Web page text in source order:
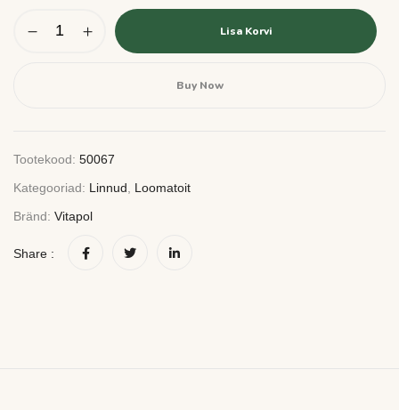
Lisa Korvi
Buy Now
Tootekood: 50067
Kategooriad: Linnud
Loomatoit
Bränd: Vitapol
Share :